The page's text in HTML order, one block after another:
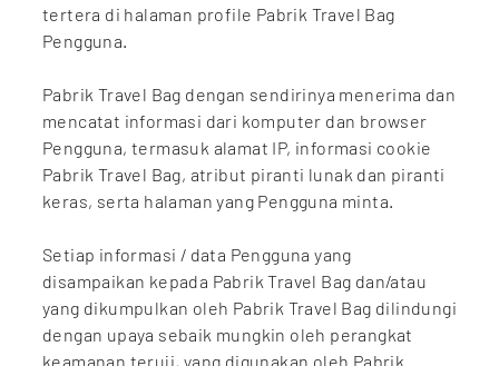
tertera di halaman profile Pabrik Travel Bag
Pengguna.
Pabrik Travel Bag dengan sendirinya menerima dan
mencatat informasi dari komputer dan browser
Pengguna, termasuk alamat IP, informasi cookie
Pabrik Travel Bag, atribut piranti lunak dan piranti
keras, serta halaman yang Pengguna minta.
Setiap informasi / data Pengguna yang
disampaikan kepada Pabrik Travel Bag dan/atau
yang dikumpulkan oleh Pabrik Travel Bag dilindungi
dengan upaya sebaik mungkin oleh perangkat
keamanan teruji, yang digunakan oleh Pabrik